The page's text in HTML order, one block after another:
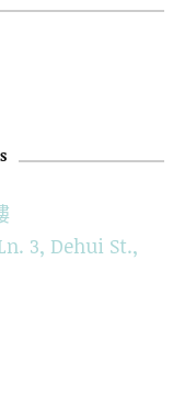
3, Dehui St.,